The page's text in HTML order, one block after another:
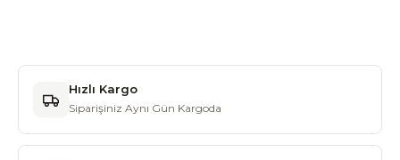
Hızlı Kargo
Siparişiniz Aynı Gün Kargoda